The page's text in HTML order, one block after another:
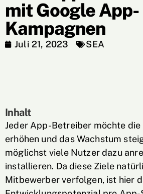
mit Google App-
Kampagnen
Juli 21, 2023 SEA
Inhalt
Jeder App-Betreiber möchte die
erhöhen und das Wachstum
möglichst viele Nutzer dazu
installieren. Da diese Ziele
Mitbewerber verfolgen, ist hier